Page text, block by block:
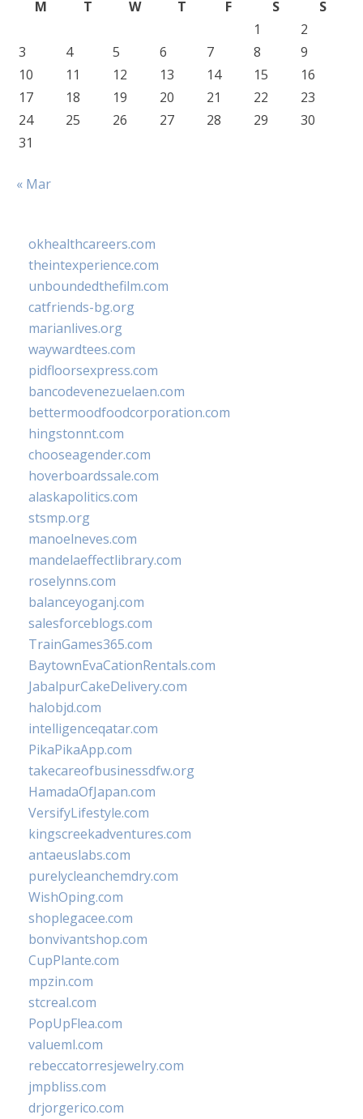
M T W T F S
S
1
2
3
4 5 6 7 8
9
10
11 12 13 14 15
16
17
18 19 20 21 22
23
24
25 26 27 28 29
30
31
« Mar
okhealthcareers.com
theintexperience.com
unboundedthefilm.com
catfriends-bg.org
marianlives.org
waywardtees.com
pidfloorsexpress.com
bancodevenezuelaen.com
bettermoodfoodcorporation.com
hingstonnt.com
chooseagender.com
hoverboardssale.com
alaskapolitics.com
stsmp.org
manoelneves.com
mandelaeffectlibrary.com
roselynns.com
balanceyoganj.com
salesforceblogs.com
TrainGames365.com
BaytownEvaCationRentals.com
JabalpurCakeDelivery.com
halobjd.com
intelligenceqatar.com
PikaPikaApp.com
takecareofbusinessdfw.org
HamadaOfJapan.com
VersifyLifestyle.com
kingscreekadventures.com
antaeuslabs.com
purelycleanchemdry.com
WishOping.com
shoplegacee.com
bonvivantshop.com
CupPlante.com
mpzin.com
stcreal.com
PopUpFlea.com
valueml.com
rebeccatorresjewelry.com
jmpbliss.com
drjorgerico.com